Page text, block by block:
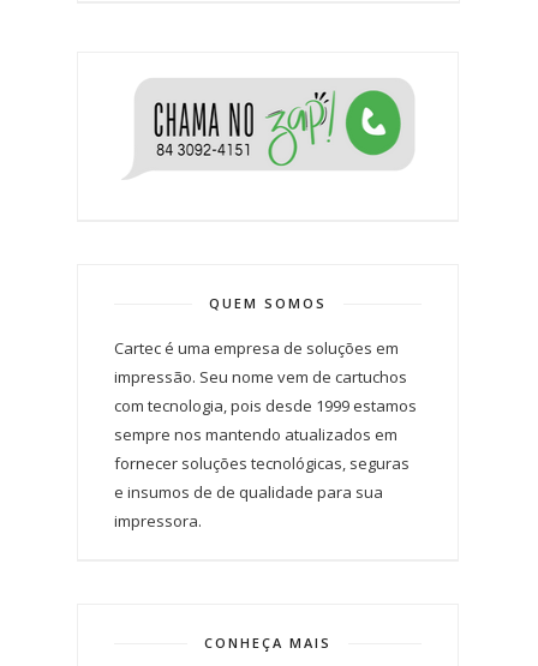
QUEM SOMOS
Cartec é uma empresa de soluções em
impressão. Seu nome vem de cartuchos
com tecnologia, pois desde 1999 estamos
sempre nos mantendo atualizados em
fornecer soluções tecnológicas, seguras
e insumos de de qualidade para sua
impressora.
CONHEÇA MAIS